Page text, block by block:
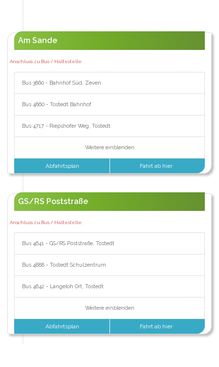
Am Sande
Anschluss zu Bus / Haltestelle:
Bus 3860 - Bahnhof Süd, Zeven
Bus 4860 - Tostedt Bahnhof
Bus 4717 - Riepshofer Weg, Tostedt
Weitere einblenden
Abfahrtsplan Fahrt ab hier
GS/RS Poststraße
Anschluss zu Bus / Haltestelle:
Bus 4641 - GS/RS Poststraße, Tostedt
Bus 4888 - Tostedt Schulzentrum
Bus 4642 - Langeloh Ort, Tostedt
Weitere einblenden
Abfahrtsplan Fahrt ab hier